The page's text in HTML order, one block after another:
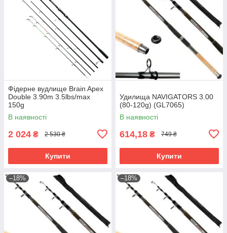
Фідерне вудлище Brain Apex
Double 3.90m 3.5lbs/max
150g
В наявності
2 024 ₴ 2 530 ₴
Купити
Удилища NAVIGATORS 3.00
(80-120g) (GL7065)
В наявності
614,18 ₴ 749 ₴
Купити
–18% –18%